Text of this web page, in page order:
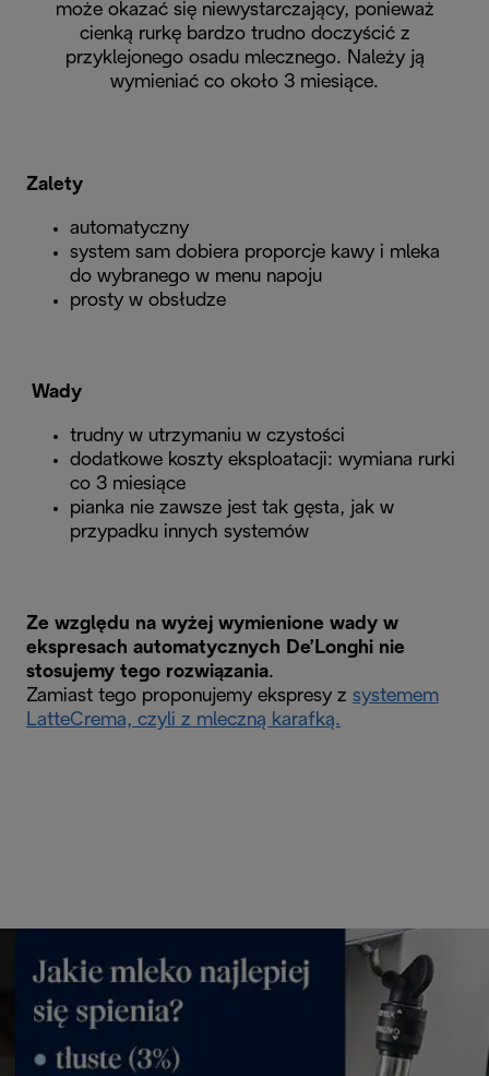
może okazać się niewystarczający, ponieważ
cienką rurkę bardzo trudno doczyścić z
przyklejonego osadu mlecznego. Należy ją
wymieniać co około 3 miesiące.
Zalety
automatyczny
system sam dobiera proporcje kawy i mleka
do wybranego w menu napoju
prosty w obsłudze
Wady
trudny w utrzymaniu w czystości
dodatkowe koszty eksploatacji: wymiana rurki
co 3 miesiące
pianka nie zawsze jest tak gęsta, jak w
przypadku innych systemów
Ze względu na wyżej wymienione wady w
ekspresach automatycznych De’Longhi nie
stosujemy tego rozwiązania.
Zamiast tego proponujemy ekspresy z systemem
LatteCrema, czyli z mleczną karafką.